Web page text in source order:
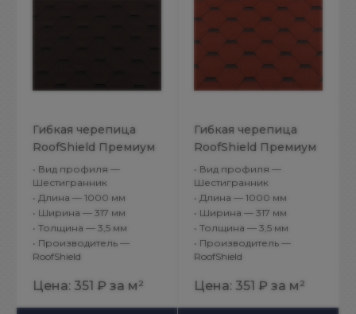
Гибкая черепица
RoofShield Премиум
Стандарт
Коричневый с
оттенением
• Вид профиля —
Шестигранник
• Длина — 1000 мм
• Ширина — 317 мм
• Толщина — 3,5 мм
• Производитель —
RoofShield
Цена: 351 ₽ за м²
Гибкая черепица
RoofShield Премиум
Стандарт Красный с
оттенением
• Вид профиля —
Шестигранник
• Длина — 1000 мм
• Ширина — 317 мм
• Толщина — 3,5 мм
• Производитель —
RoofShield
Цена: 351 ₽ за м²